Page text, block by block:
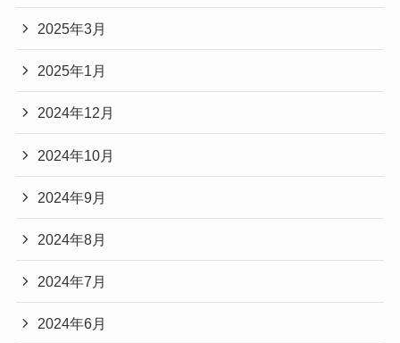
2025年3月
2025年1月
2024年12月
2024年10月
2024年9月
2024年8月
2024年7月
2024年6月